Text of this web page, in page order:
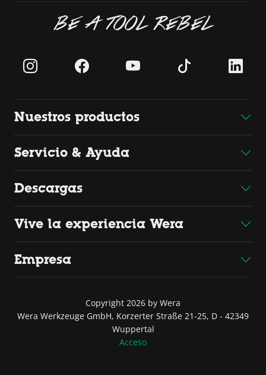
BE A TOOL REBEL
Nuestros productos
Servicio & Ayuda
Descargas
Vive la experiencia Wera
Empresa
Copyright 2026 by Wera
Wera Werkzeuge GmbH, Korzerter Straße 21-25, D - 42349
Wuppertal
Acceso